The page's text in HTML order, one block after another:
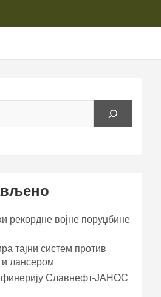
рекордне војне поруџбине
тајни систем против
лансером
Славнефт-ЈАНОС